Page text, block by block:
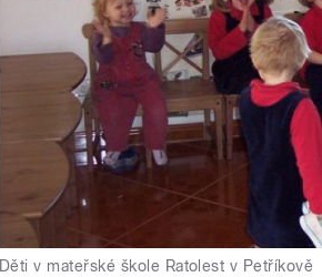
Děti v mateřské škole Ratolest v Petříkově